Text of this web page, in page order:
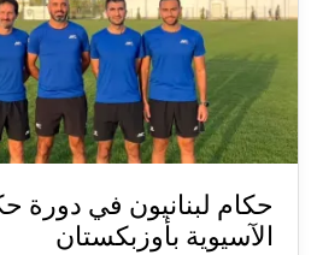
حكام لبنانيون في دورة
الآسيوية بأوزبكستان